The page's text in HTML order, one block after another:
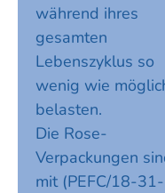
während ihres
gesamten
Lebenszyklus so
wenig wie
belasten.
Die Rose-
Verpackungen
mit (PEFC/18-31-